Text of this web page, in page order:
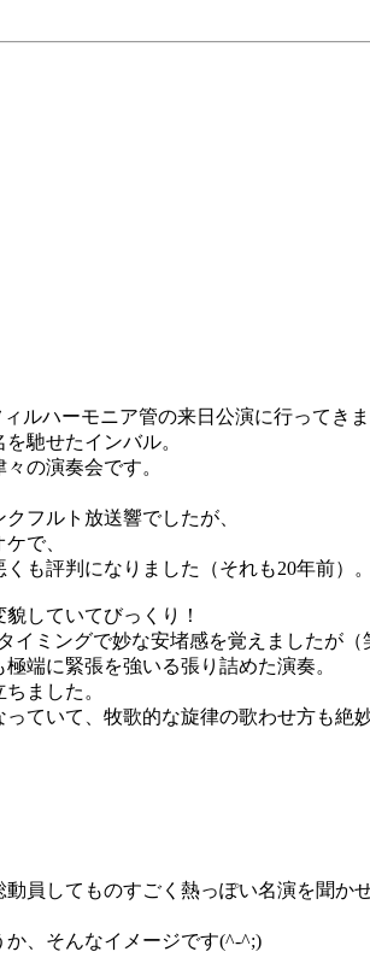
ルハーモニア管の来日公演に行ってきま
馳せたインバル。
の演奏会です。
フルト放送響でしたが、
で、
も評判になりました（それも20年前）。
していてびっくり！
ミングで妙な安堵感を覚えましたが（
端に緊張を強いる張り詰めた演奏。
ました。
ていて、牧歌的な旋律の歌わせ方も絶妙
員してものすごく熱っぽい名演を聞か
、そんなイメージです(^-^;)